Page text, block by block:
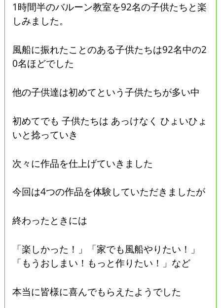
1時間半のバルーン教室を92名の子供たちと楽
しみました。
風船に振れたことのある子供たちは92名中の2
0名ほどでした
他の子供達は初めてという子供たちが多い中
初めてでも 子供たちは あっけなく ひょいひょ
いと捻っていき
次々に作品を仕上げていきました
今回は4つの作品を体験していただきましたが
終わったときには
「楽しかった！」「家でも風船やりたい！」
「もうおしまい！もっと作りたい！」など
本当に皆様に喜んでもらえたようでした